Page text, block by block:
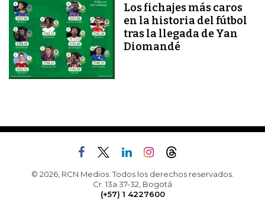
Los fichajes más caros
en la historia del fútbol
tras la llegada de Yan
Diomandé
© 2026, RCN Medios. Todos los derechos reservados.
Cr. 13a 37-32, Bogotá
(+57) 1 4227600